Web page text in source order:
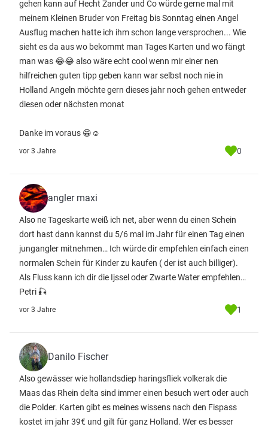
gehen kann auf Hecht Zander und Co würde gerne mal mit
meinem Kleinen Bruder von Freitag bis Sonntag einen Angel
Ausflug machen hatte ich ihm schon lange versprochen... Wie
sieht es da aus wo bekommt man Tages Karten und wo fängt
man was 😂😂 also wäre echt cool wenn mir einer nen
hilfreichen guten tipp geben kann war selbst noch nie in
Holland Angeln möchte gern dieses jahr noch gehen entweder
diesen oder nächsten monat
Danke im voraus 😁☺️
vor 3 Jahre 0
angler maxi
Also ne Tageskarte weiß ich net, aber wenn du einen Schein
dort hast dann kannst du 5/6 mal im Jahr für einen Tag einen
jungangler mitnehmen… Ich würde dir empfehlen einfach einen
normalen Schein für Kinder zu kaufen ( der ist auch billiger).
Als Fluss kann ich dir die Ijssel oder Zwarte Water empfehlen…
Petri 🎣
vor 3 Jahre 1
Danilo Fischer
Also gewässer wie hollandsdiep haringsfliek volkerak die
Maas das Rhein delta sind immer einen besuch wert oder auch
die Polder. Karten gibt es meines wissens nach den Fispass
kostet im jahr 39€ und gilt für ganz Holland. Wer es besser